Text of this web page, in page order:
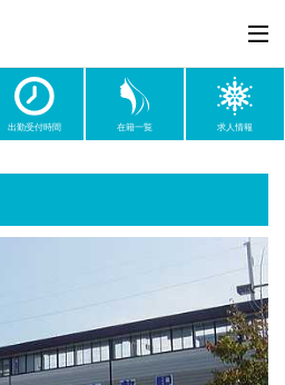
出勤受付時間 在籍一覧 求人情報